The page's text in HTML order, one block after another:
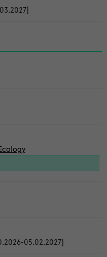
05.02.2027]